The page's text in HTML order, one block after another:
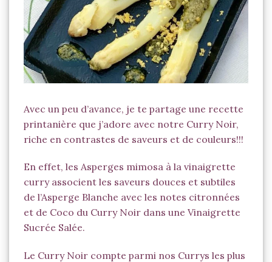
Avec un peu d’avance, je te partage une recette
printanière que j’adore avec notre Curry Noir,
riche en contrastes de saveurs et de couleurs!!!
En effet, les Asperges mimosa à la vinaigrette
curry associent les saveurs douces et subtiles
de l’Asperge Blanche avec les notes citronnées
et de Coco du Curry Noir dans une Vinaigrette
Sucrée Salée.
Le Curry Noir compte parmi nos Currys les plus